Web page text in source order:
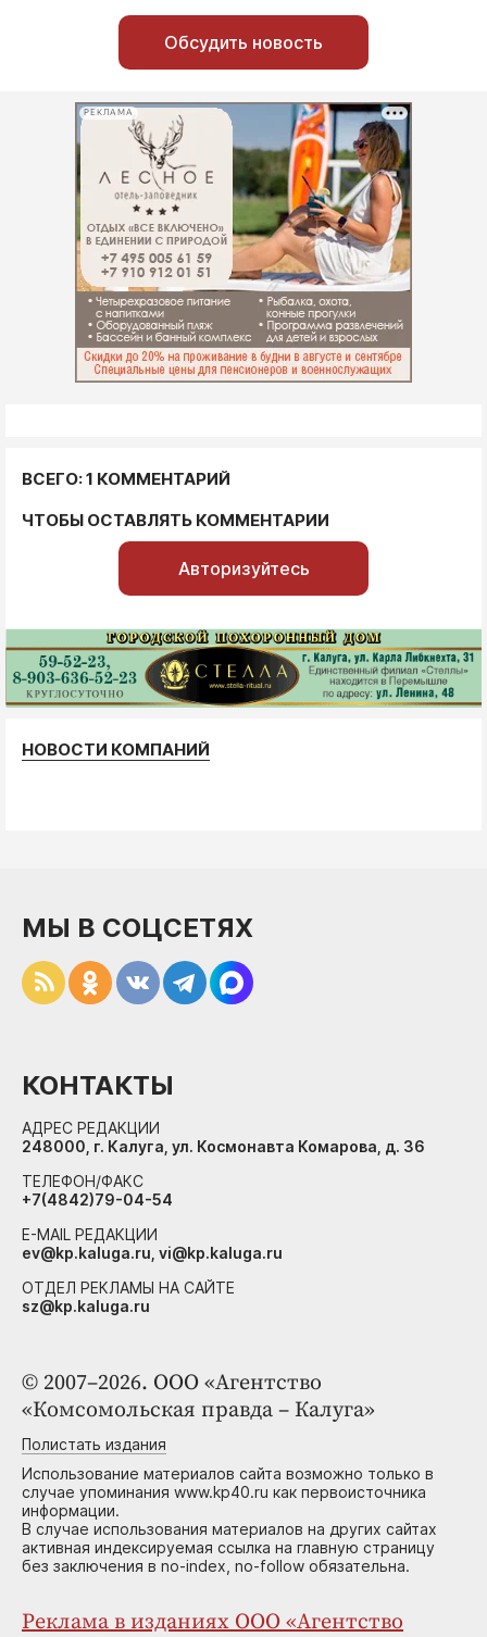
Обсудить новость
РЕКЛАМА
ВСЕГО: 1 КОММЕНТАРИЙ
ЧТОБЫ ОСТАВЛЯТЬ КОММЕНТАРИИ
Авторизуйтесь
НОВОСТИ КОМПАНИЙ
© 2007–2026. ООО «Агентство
«Комсомольская правда – Калуга»
Полистать издания
Использование материалов сайта возможно только в
случае упоминания www.kp40.ru как первоисточника
информации.
В случае использования материалов на других сайтах
активная индексируемая ссылка на главную страницу
без заключения в no-index, no-follow обязательна.
Реклама в изданиях ООО «Агентство
МЫ В СОЦСЕТЯХ
КОНТАКТЫ
АДРЕС РЕДАКЦИИ
248000, г. Калуга, ул. Космонавта Комарова, д. 36
ТЕЛЕФОН/ФАКС
+7(4842)79-04-54
E-MAIL РЕДАКЦИИ
ev@kp.kaluga.ru, vi@kp.kaluga.ru
ОТДЕЛ РЕКЛАМЫ НА САЙТЕ
sz@kp.kaluga.ru